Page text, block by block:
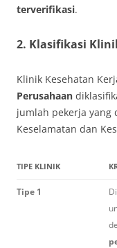
terverifikasi.
2. Klasifikasi
Klinik Kesehatan
Perusahaan
jumlah pekerja yang
Keselamatan dan
TIPE KLINIK
Tipe 1